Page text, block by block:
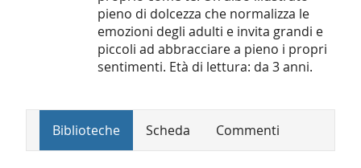
pieno di dolcezza che normalizza le
emozioni degli adulti e invita grandi e
piccoli ad abbracciare a pieno i propri
sentimenti. Età di lettura: da 3 anni.
Biblioteche Scheda Commenti